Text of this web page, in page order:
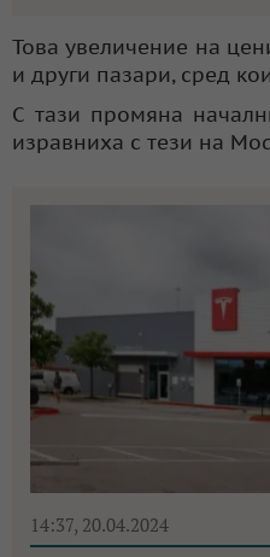
Това увеличение на
и други пазари, сред
С тази промяна
изравниха с тези на
14:37, 20.04.2024